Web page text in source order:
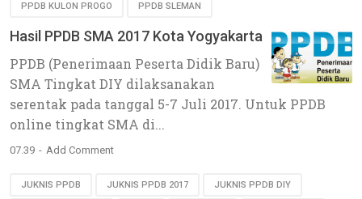
PPDB KULON PROGO PPDB SLEMAN
Hasil PPDB SMA 2017 Kota Yogyakarta
PPDB (Penerimaan Peserta Didik Baru)
SMA Tingkat DIY dilaksanakan
serentak pada tanggal 5-7 Juli 2017. Untuk PPDB
online tingkat SMA di...
07.39 Add Comment
JUKNIS PPDB JUKNIS PPDB 2017 JUKNIS PPDB DIY